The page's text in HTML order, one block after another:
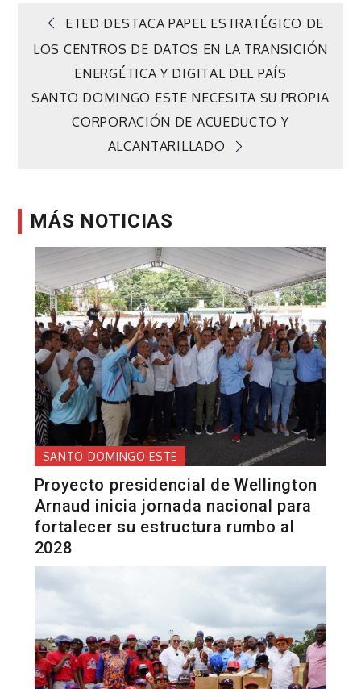
Navegación
entradas
ETED DESTACA PAPEL ESTRATÉGICO DE
LOS CENTROS DE DATOS EN LA TRANSICIÓN
ENERGÉTICA Y DIGITAL DEL PAÍS
SANTO DOMINGO ESTE NECESITA SU PROPIA
CORPORACIÓN DE ACUEDUCTO Y
ALCANTARILLADO
MÁS NOTICIAS
SANTO DOMINGO ESTE
Proyecto presidencial de Wellington
Arnaud inicia jornada nacional para
fortalecer su estructura rumbo al
2028